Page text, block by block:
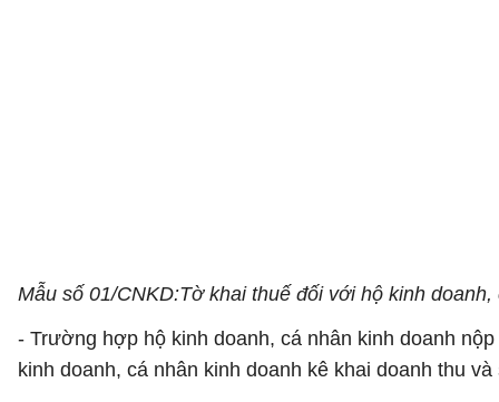
Mẫu số 01/CNKD:Tờ khai thuế đối với hộ kinh
- Trường hợp hộ kinh doanh, cá nhân kinh doanh
kinh doanh, cá nhân kinh doanh kê khai doanh thu